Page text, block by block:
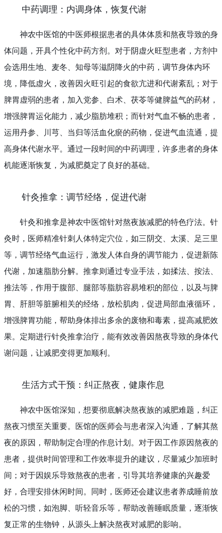
中药调理：内调身体，恢复代谢
神农中医馆的中医师根据患者的具体体质和熬夜导致的身
体问题，开具个性化中药方剂。对于阴虚火旺型患者，方剂中
会选用生地、麦冬、知母等滋阴降火的中药，调节身体内环
境，降低虚火，改善因火旺引起的食欲亢进和代谢紊乱；对于
脾胃虚弱的患者，加入党参、白术、茯苓等健脾益气的药材，
增强脾胃运化能力，减少脂肪堆积；而针对气血不畅的患者，
运用丹参、川芎、当归等活血化瘀的药物，促进气血流通，提
高身体代谢水平。通过一段时间的中药调理，许多患者的身体
机能逐渐恢复，为减肥奠定了良好的基础。
针灸推拿：调节经络，促进代谢
针灸和推拿是神农中医馆针对熬夜族减肥的特色疗法。针
灸时，医师精准针刺人体特定穴位，如三阴交、太溪、足三里
等，调节经络气血运行，激发人体自身的调节能力，促进新陈
代谢，加速脂肪分解。推拿则通过专业手法，如揉法、按法、
推法等，作用于腹部、腿部等脂肪容易堆积的部位，以及与脾
胃、肝胆等脏腑相关的经络，放松肌肉，促进局部血液循环，
增强脾胃功能，帮助身体排出多余的废物和毒素，提高减肥效
果。定期进行针灸推拿治疗，能有效改善因熬夜导致的身体代
谢问题，让减肥变得更加顺利。
生活方式干预：纠正熬夜，健康作息
神农中医馆深知，想要彻底解决熬夜族的减肥难题，纠正
熬夜习惯至关重要。医馆的医师会与患者深入沟通，了解其熬
夜的原因，帮助制定合理的作息计划。对于因工作原因熬夜的
患者，提供时间管理和工作效率提升的建议，尽量减少加班时
间；对于因娱乐导致熬夜的患者，引导其培养健康的兴趣爱
好，合理安排休闲时间。同时，医师还会建议患者养成睡前放
松的习惯，如泡脚、听轻音乐等，帮助改善睡眠质量，逐渐恢
复正常的生物钟，从源头上解决熬夜对减肥的影响。